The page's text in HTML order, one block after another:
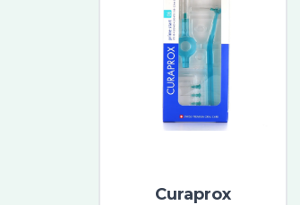
Curaprox